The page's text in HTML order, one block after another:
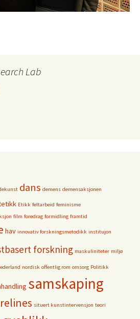
Lab
dans demens demensaksjonen
Etikk feltarbeid feminisme
film foredrag formidling framtid
hav innovativ forskningsmetodikk institujon
forskning maskuliniteter miljø
nordisk offentlig rom omsorg Politikk
samskaping
situert kunstintervensjon teori